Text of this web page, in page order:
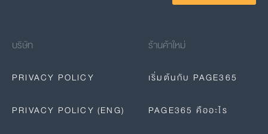
บริษัท
PRIVACY POLICY
PRIVACY POLICY (ENG)
ร้านค้าใหม่
เริ่มต้นกับ PAGE365
PAGE365 คืออะไร